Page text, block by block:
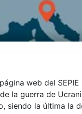
web del
la guerra de
siendo la última la